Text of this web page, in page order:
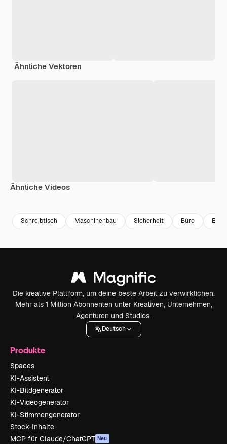
Ähnliche Vektoren
Ähnliche Videos
Schreibtisch Maschinenbau Sicherheit Büro
Die kreative Plattform, um deine beste Arbeit zu verwirklichen.
Mehr als 1 Million Abonnenten unter Kreativen, Unternehmen,
Agenturen und Studios.
Deutsch
Produkte
Spaces
KI-Assistent
KI-Bildgenerator
KI-Videogenerator
KI-Stimmengenerator
Stock-Inhalte
MCP für Claude/ChatGPT Neu